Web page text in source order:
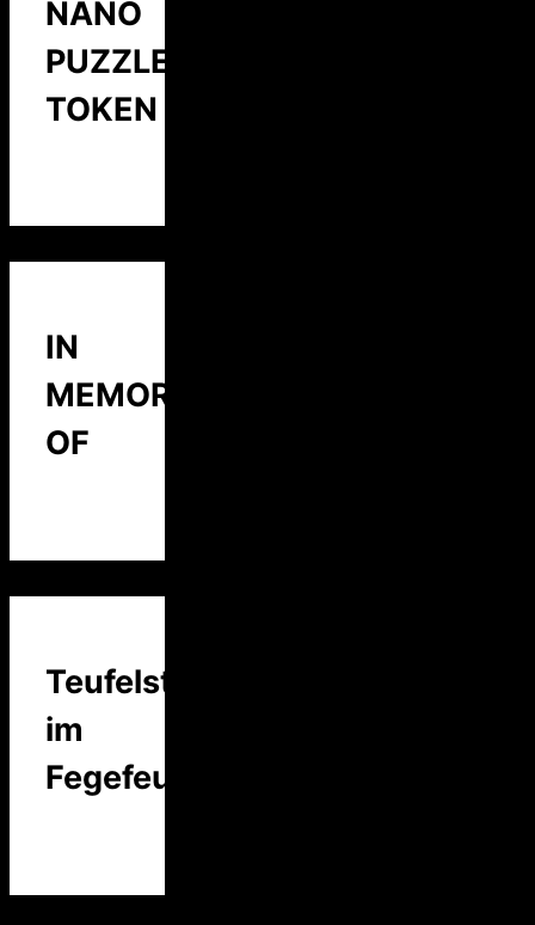
NANO
PUZZLE
TOKEN
IN
MEMORY
OF
Teufelstalk
im
Fegefeuer